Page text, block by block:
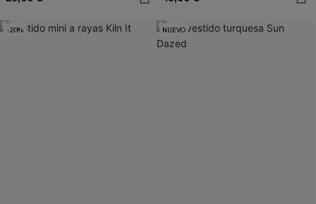
-20% NUEVO